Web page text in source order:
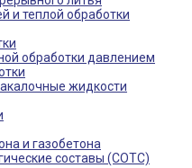
и теплой обработки
обработки давлением
жидкости
и газобетона
составы (СОТС)